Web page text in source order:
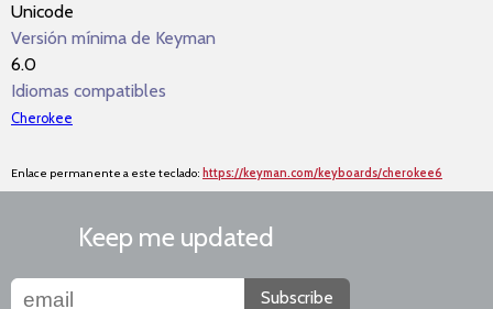
Unicode
Versión mínima de Keyman
6.0
Idiomas compatibles
Cherokee
Enlace permanente a este teclado: https://keyman.com/keyboards/cherokee6
Keep me updated
Subscribe